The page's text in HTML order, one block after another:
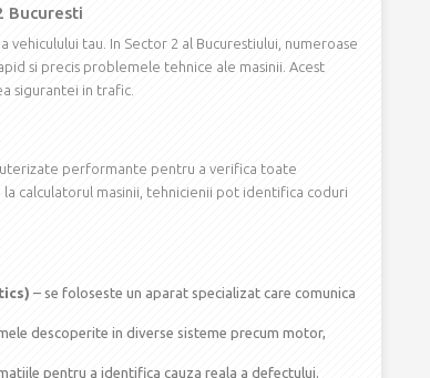
Bucuresti
tau. In Sector 2 al Bucurestiului, numeroase
si precis problemele tehnice ale masinii. Acest
sigurantei in trafic.
performante pentru a verifica toate
calculatorul masinii, tehnicienii pot identifica coduri
– se foloseste un aparat specializat care comunica
descoperite in diverse sisteme precum motor,
pentru a identifica cauza reala a defectului.